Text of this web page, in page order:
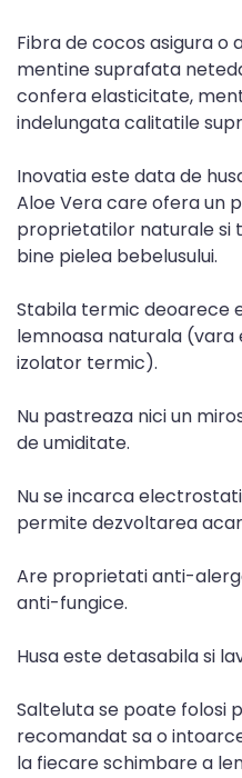
Fibra de cocos asigura o
mentine suprafata
confera elasticitate,
indelungata calitatile
Inovatia este data de
Aloe Vera care ofera un
proprietatilor naturale si
bine pielea bebelusului.
Stabila termic deoarece
lemnoasa naturala (vara
izolator termic).
Nu pastreaza nici un
de umiditate.
Nu se incarca
permite dezvoltarea
Are proprietati anti-
anti-fungice.
Husa este detasabila si
Salteluta se poate folosi
recomandat sa o
la fiecare schimbare a